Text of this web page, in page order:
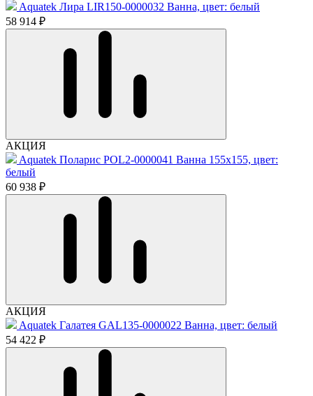
Aquatek Лира LIR150-0000032 Ванна, цвет: белый
58 914 ₽
АКЦИЯ
Aquatek Поларис POL2-0000041 Ванна 155x155, цвет:
белый
60 938 ₽
АКЦИЯ
Aquatek Галатея GAL135-0000022 Ванна, цвет: белый
54 422 ₽